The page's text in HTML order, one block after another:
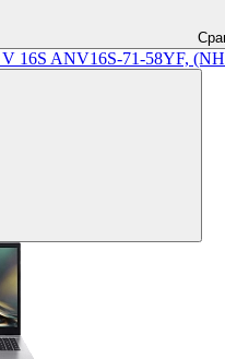
16S ANV16S-71-58YF,